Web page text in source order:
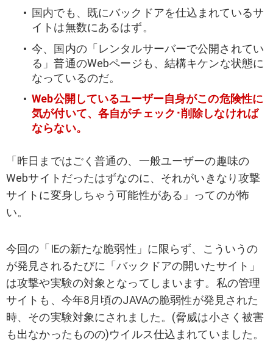
国内でも、既にバックドアを仕込まれているサ
イトは無数にあるはず。
今、国内の「レンタルサーバーで公開されてい
る」普通のWebページも、結構キケンな状態に
なっているのだ。
Web公開しているユーザー自身がこの危険性に
気が付いて、各自がチェック･削除しなければ
ならない。
「昨日まではごく普通の、一般ユーザーの趣味の
Webサイトだったはずなのに、それがいきなり攻撃
サイトに変身しちゃう可能性がある」ってのが怖
い。
今回の「IEの新たな脆弱性」に限らず、こういうの
が発見されるたびに「バックドアの開いたサイト」
は攻撃や実験の対象となってしまいます。私の管理
サイトも、今年8月頃のJAVAの脆弱性が発見された
時、その実験対象にされました。(脅威は小さく被害
も出なかったものの)ウイルス仕込まれていました。